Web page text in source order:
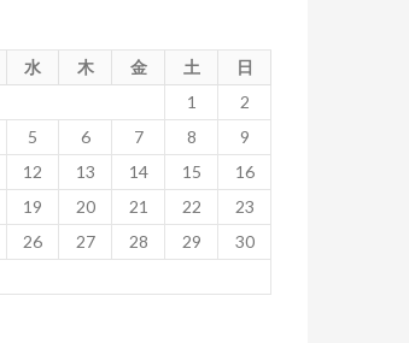
水 木 金 土
日
1
2
5 6 7 8
9
12 13 14 15
16
19 20 21 22
23
26 27 28 29
30